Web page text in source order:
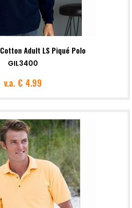
Adult LS Piqué Polo
GIL3400
v.a.€ 4.99